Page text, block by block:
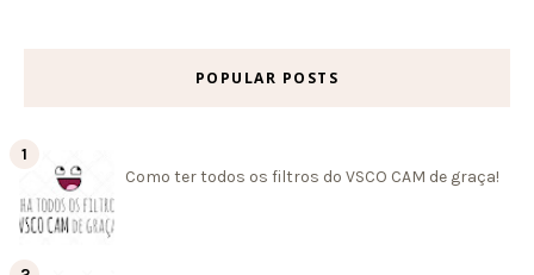
POPULAR POSTS
Como ter todos os filtros do VSCO CAM de graça!